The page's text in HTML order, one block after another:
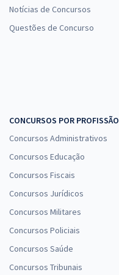
Notícias de Concursos
Questões de Concurso
CONCURSOS POR PROFISSÃO
Concursos Administrativos
Concursos Educação
Concursos Fiscais
Concursos Jurídicos
Concursos Militares
Concursos Policiais
Concursos Saúde
Concursos Tribunais